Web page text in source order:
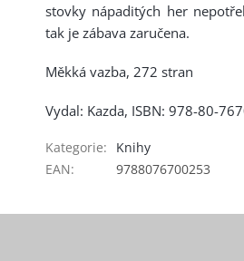
stovky nápaditých her
tak je zábava zaručena.
Měkká vazba, 272 stran
Vydal: Kazda, ISBN: 978-80-
Kategorie:
Knihy
EAN: 9788076700253